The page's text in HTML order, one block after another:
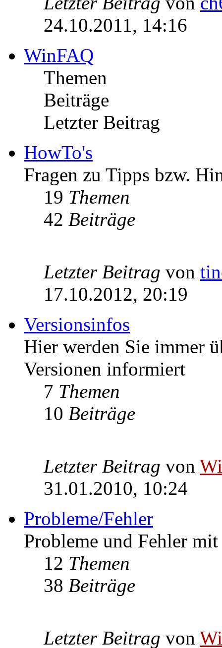
24.10.2011, 14:16
WinFAQ
Themen
Beiträge
Letzter Beitrag
HowTo's
Fragen zu Tipps bzw.
19 Themen
42 Beiträge
Letzter Beitrag von
17.10.2012, 20:19
Versionsinfos
Hier werden Sie immer
Versionen informiert
7 Themen
10 Beiträge
Letzter Beitrag von
31.01.2010, 10:24
Probleme/Fehler
Probleme und Fehler
12 Themen
38 Beiträge
Letzter Beitrag von